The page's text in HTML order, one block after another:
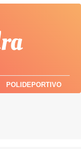
POLIDEPORTIVO